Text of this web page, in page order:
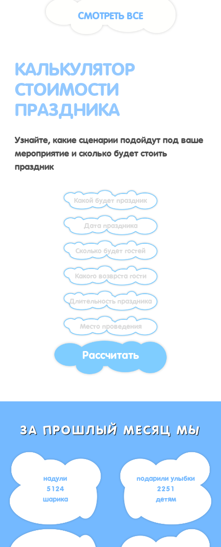
СМОТРЕТЬ ВСЕ
КАЛЬКУЛЯТОР
СТОИМОСТИ
ПРАЗДНИКА
Узнайте, какие сценарии подойдут под ваше
мероприятие и сколько будет стоить
праздник
Рассчитать
ЗА ПРОШЛЫЙ МЕСЯЦ МЫ
надули
5124
шарика
подарили улыбки
2251
детям